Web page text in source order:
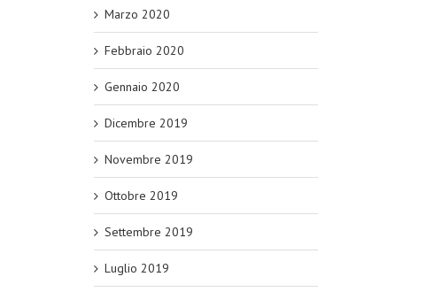
Marzo 2020
Febbraio 2020
Gennaio 2020
Dicembre 2019
Novembre 2019
Ottobre 2019
Settembre 2019
Luglio 2019